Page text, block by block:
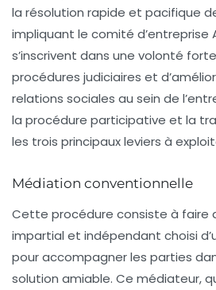
la résolution rapide et pacifique
impliquant le comité d’entreprise
s’inscrivent dans une volonté
procédures judiciaires et
relations sociales au sein de
la procédure participative et la
les trois principaux leviers à
Médiation conventionnelle
Cette procédure consiste à faire
impartial et indépendant choisi
pour accompagner les parties
solution amiable. Ce médiateur,